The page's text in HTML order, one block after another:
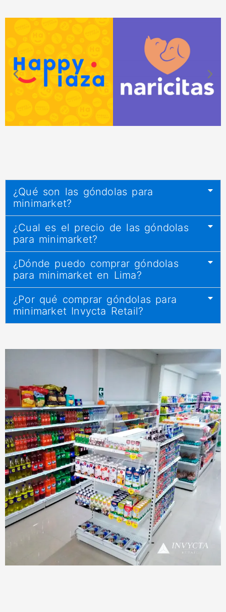
¿Qué son las góndolas para
minimarket?
¿Cual es el precio de las góndolas
para minimarket?
¿Dónde puedo comprar góndolas
para minimarket en Lima?
¿Por qué comprar góndolas para
minimarket Invycta Retail?